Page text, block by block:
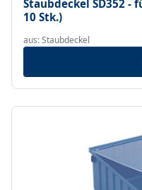
Staubdeckel SD352 -
10 Stk.)
aus: Staubdeckel